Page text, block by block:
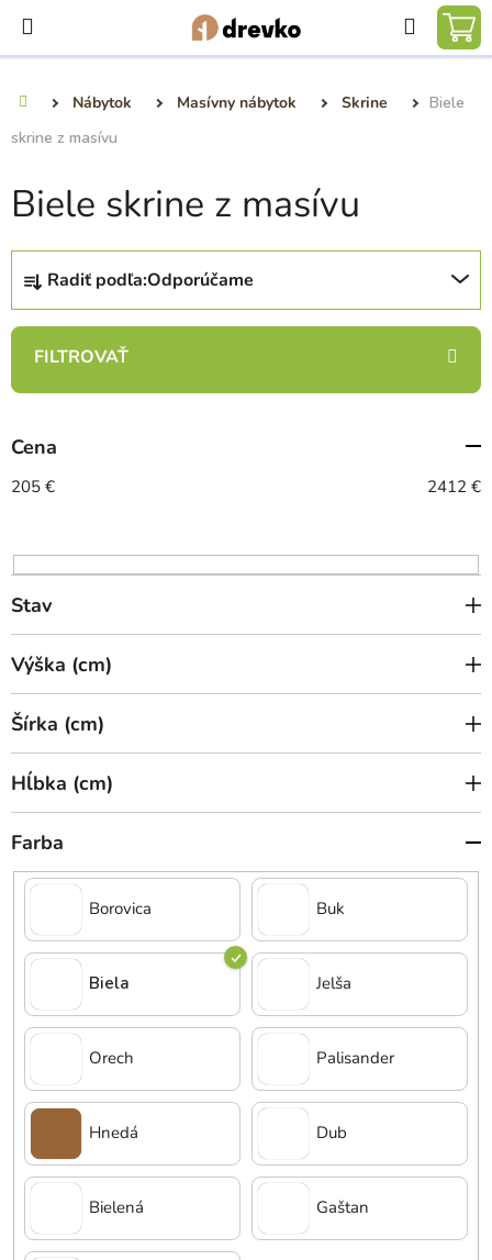
obsah
Hľadať
Nábytok Masívny nábytok Skrine
Biele
skrine z masívu
Biele skrine z masívu
R
d
n
e
p
r
d
u
k
t
o
v
Radiť podľa:Odporúčame
Cena
205 € 2412 €
Stav
Výška (cm)
Šírka (cm)
Hĺbka (cm)
Farba
Borovica Buk
Biela Jelša
Orech Palisander
Hnedá Dub
Bielená Gaštan